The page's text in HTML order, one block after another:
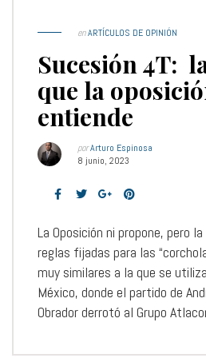
enARTÍCULOS DE OPINIÓN
Sucesión 4T:
que la
entiende
porArturo Espinosa
8 junio, 2023
La Oposición ni propone, pero
reglas fijadas para las
muy similares a la que se
México, donde el partido de
Obrador derrotó al Grupo